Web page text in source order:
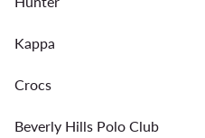
Kappa
Crocs
Beverly Hills Polo Club